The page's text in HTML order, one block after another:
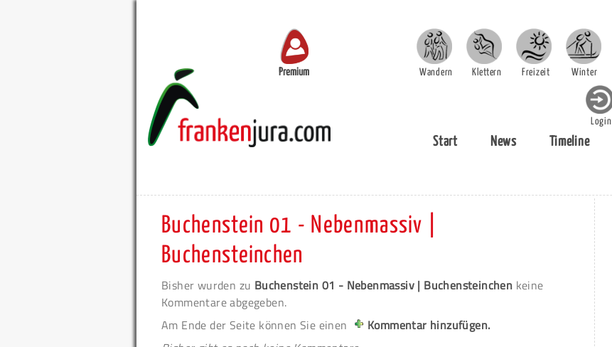
Premium Wandern Klettern Freizeit Winter
Login
Start News Timeline
Buchenstein 01 - Nebenmassiv |
Buchensteinchen
Bisher wurden zu Buchenstein 01 - Nebenmassiv | Buchensteinchen keine
Kommentare abgegeben.
Am Ende der Seite können Sie einen
Kommentar hinzufügen.